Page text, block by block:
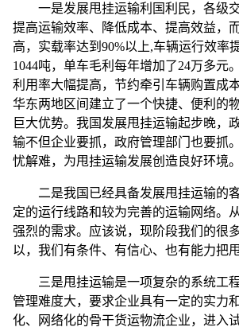
一是发展甩挂运输利国利民，各级交
提高运输效率、降低成本、提高效益，
高，实载率达到90%以上,车辆运行效率
1044吨，单车毛利每年增加了24万多元
利用率大幅提高，节约牵引车辆购置成
华东两地区间建立了一个快捷、便利的
巨大优势。我国发展甩挂运输起步晚，
输不但企业要抓，政府管理部门也要抓
忧解难，为甩挂运输发展创造良好环境。
二是我国已经具备发展甩挂运输的客
定的运行线路和较为完善的运输网络。
强烈的需求。应该说，现阶段我们的很
以，我们有条件、有信心、也有能力把
三是甩挂运输是一项复杂的系统工程
管理难度大，要求企业具有一定的实力
化、网络化的骨干货运物流企业，进入